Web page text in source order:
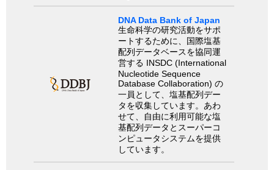
DNA Data Bank of Japan
生命科学の研究活動をサポ
ートするために、国際塩基
配列データベースを協同運
営する INSDC (International
Nucleotide Sequence
Database Collaboration) の
一員として、塩基配列デー
タを収集しています。あわ
せて、自由に利用可能な塩
基配列データとスーパーコ
ンピュータシステムを提供
しています。